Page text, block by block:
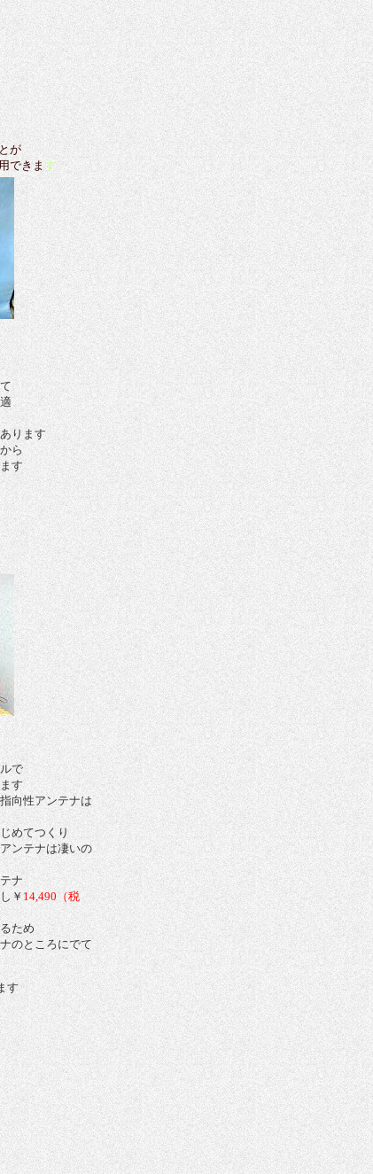
が
できま す
ります
ら
す
で
す
向性アンテナは
めてつくり
ンテナは凄いの
ナ
￥ 14,490 （税
ため
のところにでて
す